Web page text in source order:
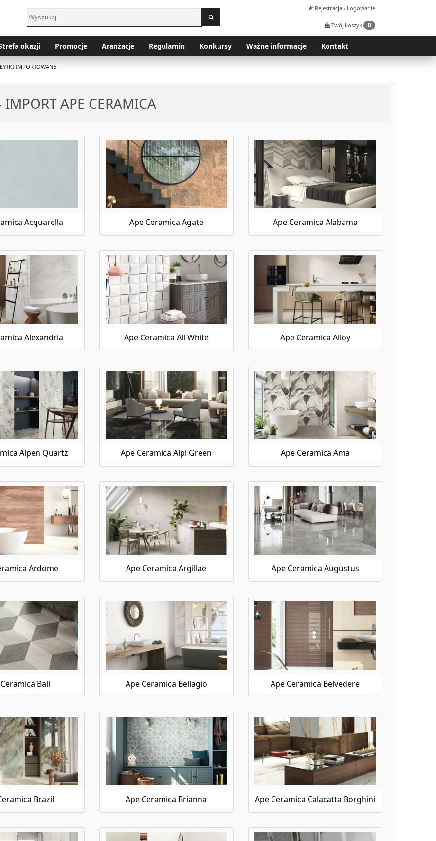
Rejestracja / Logowanie
Twój koszyk 0
okazji Promocje Aranżacje Regulamin Konkursy Ważne informacje Kontakt
IMPORTOWANE
IMPORT APE CERAMICA
Acquarella Ape Ceramica Agate Ape Ceramica Alabama
Alexandria Ape Ceramica All White Ape Ceramica Alloy
Alpen Quartz Ape Ceramica Alpi Green Ape Ceramica Ama
Ardome Ape Ceramica Argillae Ape Ceramica Augustus
Bali Ape Ceramica Bellagio Ape Ceramica Belvedere
Brazil Ape Ceramica Brianna Ape Ceramica Calacatta Borghini